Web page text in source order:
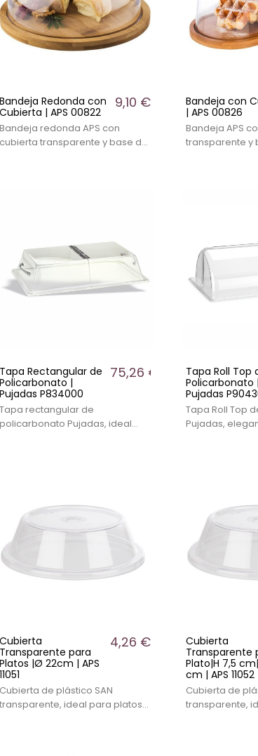
Bandeja Redonda con
Cubierta | APS 00822
9,10 €
Bandeja redonda APS con
cubierta transparente y base de
Bandeja con
| APS 00826
Bandeja APS
transparente y
Tapa Rectangular de
Policarbonato |
Pujadas P834000
75,26 €
Tapa rectangular de
policarbonato Pujadas, ideal
Tapa Roll Top
Policarbonato |
Pujadas
Tapa Roll Top
Pujadas,
Cubierta
Transparente para
Platos |Ø 22cm | APS
11051
4,26 €
Cubierta de plástico SAN
transparente, ideal para platos
Cubierta
Transparente
Plato|H 7,5
cm | APS 11052
Cubierta de
transparente,